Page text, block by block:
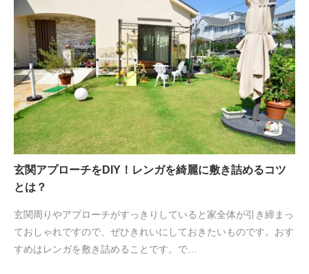
玄関アプローチをDIY！レンガを綺麗に敷き詰めるコツ
とは？
玄関周りやアプローチがすっきりしていると家全体が引き締まっ
ておしゃれですので、ぜひきれいにしておきたいものです。おす
すめはレンガを敷き詰めることです。で…